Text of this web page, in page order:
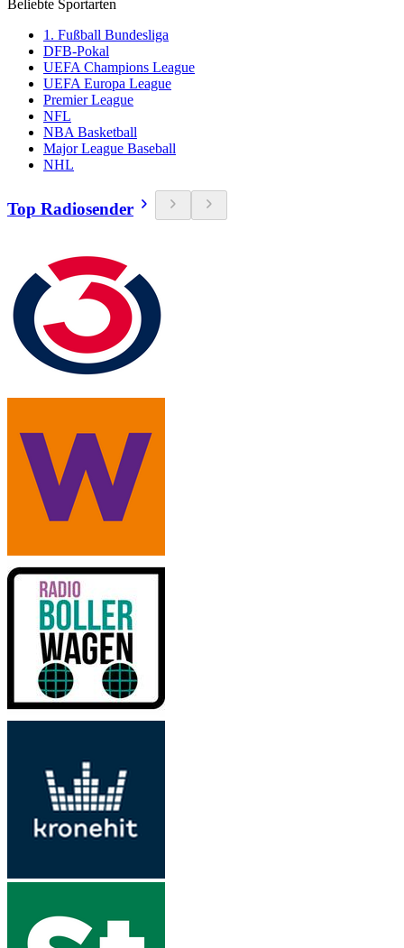
Beliebte Sportarten
1. Fußball Bundesliga
DFB-Pokal
UEFA Champions League
UEFA Europa League
Premier League
NFL
NBA Basketball
Major League Baseball
NHL
Top Radiosender